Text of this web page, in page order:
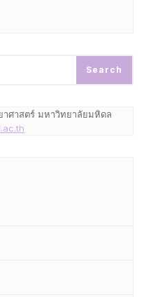
ศาสตร์ มหาวิทยาลัยมหิดล